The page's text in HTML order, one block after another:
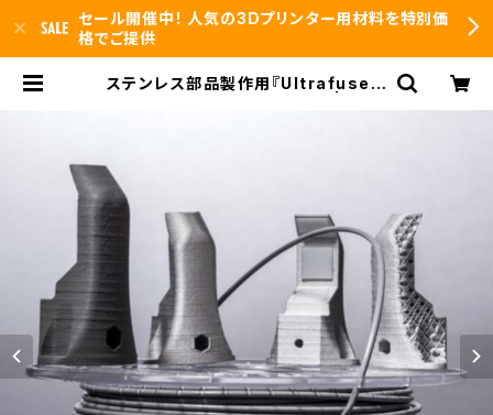
セール開催中！ 人気の3Dプリンター用材料を特別価
格でご提供
ステンレス部品製作用『Ultrafuse 3